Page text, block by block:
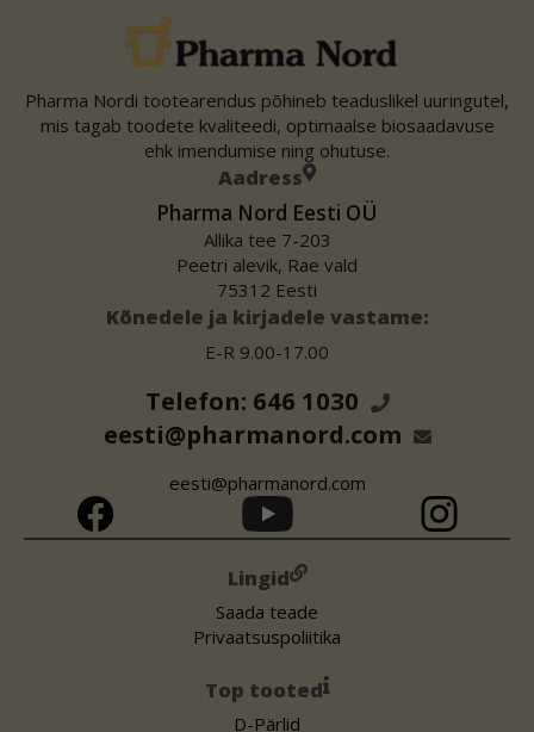
Pharma Nordi tootearendus põhineb teaduslikel uuringutel,
mis tagab toodete kvaliteedi, optimaalse biosaadavuse
ehk imendumise ning ohutuse.
Aadress
Pharma Nord Eesti OÜ
Allika tee 7-203
Peetri alevik, Rae vald
75312 Eesti
Kõnedele ja kirjadele vastame:
E-R 9.00-17.00
Telefon: 646 1030
eesti@pharmanord.com
eesti@pharmanord.com
Lingid
Saada teade
Privaatsuspoliitika
Top tooted
D-Pärlid